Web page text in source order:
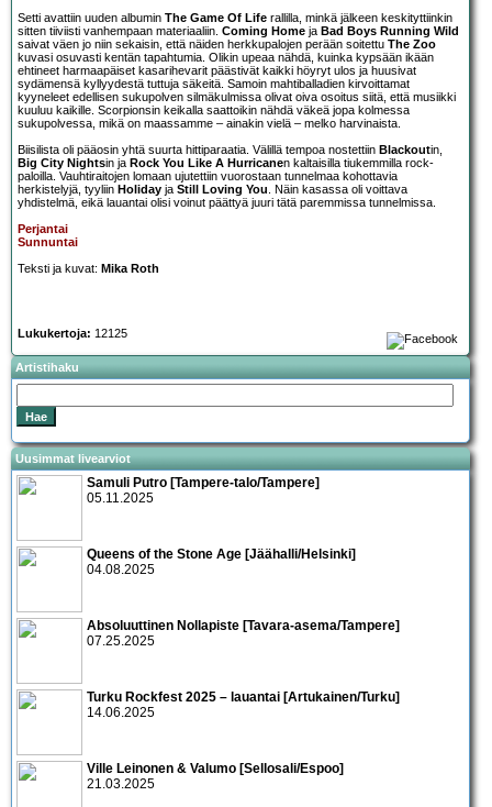
Setti avattiin uuden albumin The Game Of Life rallilla, minkä jälkeen keskityttiinkin
sitten tiiviisti vanhempaan materiaaliin. Coming Home ja Bad Boys Running Wild
saivat väen jo niin sekaisin, että näiden herkkupalojen perään soitettu The Zoo
kuvasi osuvasti kentän tapahtumia. Olikin upeaa nähdä, kuinka kypsään ikään
ehtineet harmaapäiset kasarihevarit päästivät kaikki höyryt ulos ja huusivat
sydämensä kyllyydestä tuttuja säkeitä. Samoin mahtiballadien kirvoittamat
kyyneleet edellisen sukupolven silmäkulmissa olivat oiva osoitus siitä, että musiikki
kuuluu kaikille. Scorpionsin keikalla saattoikin nähdä väkeä jopa kolmessa
sukupolvessa, mikä on maassamme – ainakin vielä – melko harvinaista.
Biisilista oli pääosin yhtä suurta hittiparaatia. Välillä tempoa nostettiin Blackoutin,
Big City Nightsin ja Rock You Like A Hurricanen kaltaisilla tiukemmilla rock-
paloilla. Vauhtiraitojen lomaan ujutettiin vuorostaan tunnelmaa kohottavia
herkistelyjä, tyyliin Holiday ja Still Loving You. Näin kasassa oli voittava
yhdistelmä, eikä lauantai olisi voinut päättyä juuri tätä paremmissa tunnelmissa.
Perjantai
Sunnuntai
Teksti ja kuvat: Mika Roth
Lukukertoja: 12125
Artistihaku
Uusimmat livearviot
Samuli Putro [Tampere-talo/Tampere]
05.11.2025
Queens of the Stone Age [Jäähalli/Helsinki]
04.08.2025
Absoluuttinen Nollapiste [Tavara-asema/Tampere]
07.25.2025
Turku Rockfest 2025 – lauantai [Artukainen/Turku]
14.06.2025
Ville Leinonen & Valumo [Sellosali/Espoo]
21.03.2025